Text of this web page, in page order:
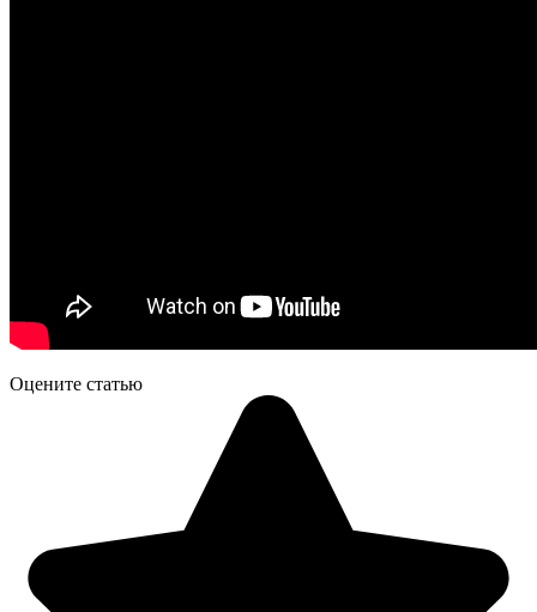
Оцените статью